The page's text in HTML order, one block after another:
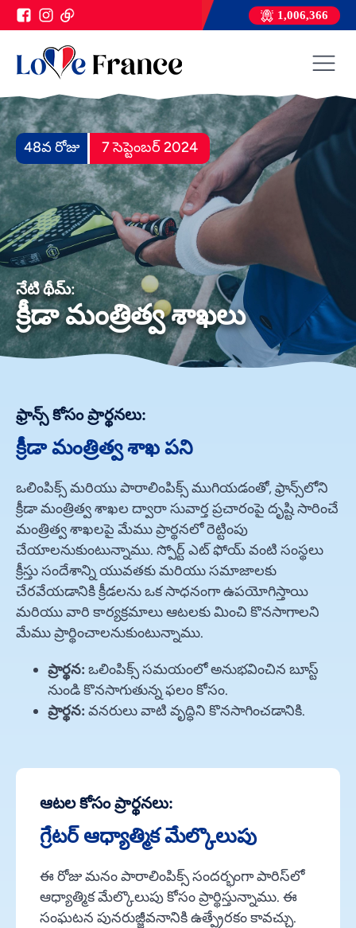
1,006,366
48వ రోజు 7 సెప్టెంబర్ 2024
నేటి థీమ్:
క్రీడా మంత్రిత్వ శాఖలు
ఫ్రాన్స్ కోసం ప్రార్థనలు:
క్రీడా మంత్రిత్వ శాఖ పని
ఒలింపిక్స్ మరియు పారాలింపిక్స్ ముగియడంతో, ఫ్రాన్స్‌లోని
క్రీడా మంత్రిత్వ శాఖల ద్వారా సువార్త ప్రచారంపై దృష్టి సారించే
మంత్రిత్వ శాఖలపై మేము ప్రార్థనలో రెట్టింపు
చేయాలనుకుంటున్నాము. స్పోర్ట్ ఎట్ ఫోయ్ వంటి సంస్థలు
క్రీస్తు సందేశాన్ని యువతకు మరియు సమాజాలకు
చేరవేయడానికి క్రీడలను ఒక సాధనంగా ఉపయోగిస్తాయి
మరియు వారి కార్యక్రమాలు ఆటలకు మించి కొనసాగాలని
మేము ప్రార్థించాలనుకుంటున్నాము.
ప్రార్థన: ఒలింపిక్స్ సమయంలో అనుభవించిన బూస్ట్
నుండి కొనసాగుతున్న ఫలం కోసం.
ప్రార్థన: వనరులు వాటి వృద్ధిని కొనసాగించడానికి.
ఆటల కోసం ప్రార్థనలు:
గ్రేటర్ ఆధ్యాత్మిక మేల్కొలుపు
ఈ రోజు మనం పారాలింపిక్స్ సందర్భంగా పారిస్‌లో
ఆధ్యాత్మిక మేల్కొలుపు కోసం ప్రార్థిస్తున్నాము. ఈ
సంఘటన పునరుజ్జీవనానికి ఉత్ప్రేరకం కావచ్చు.